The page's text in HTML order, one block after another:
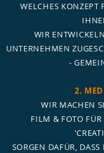
WELCHES KONZEPT
WIR
UNTERNEHMEN
-
2.
WIR MACHEN
FILM & FOTO FÜR
SORGEN DAFÜR,